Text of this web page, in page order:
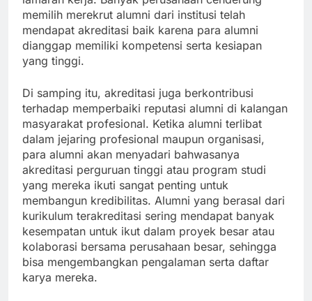
memilih merekrut alumni dari institusi telah
mendapat akreditasi baik karena para alumni
dianggap memiliki kompetensi serta kesiapan
yang tinggi.
Di samping itu, akreditasi juga berkontribusi
terhadap memperbaiki reputasi alumni di kalangan
masyarakat profesional. Ketika alumni terlibat
dalam jejaring profesional maupun organisasi,
para alumni akan menyadari bahwasanya
akreditasi perguruan tinggi atau program studi
yang mereka ikuti sangat penting untuk
membangun kredibilitas. Alumni yang berasal dari
kurikulum terakreditasi sering mendapat banyak
kesempatan untuk ikut dalam proyek besar atau
kolaborasi bersama perusahaan besar, sehingga
bisa mengembangkan pengalaman serta daftar
karya mereka.